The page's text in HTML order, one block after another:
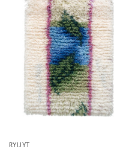
RYIJYT